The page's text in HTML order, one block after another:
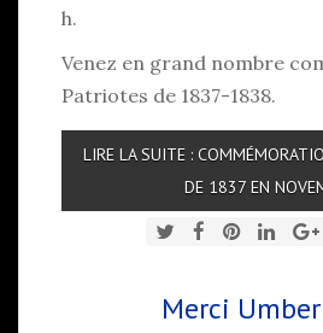
h.
Venez en grand nombre
Patriotes de 1837-1838.
LIRE LA SUITE :
DE 1837 EN
Merci